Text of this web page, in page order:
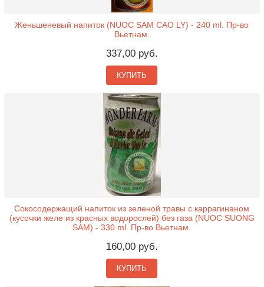
Женьшеневый напиток (NUOC SAM CAO LY) - 240 ml. Пр-во
Вьетнам.
337,00 руб.
КУПИТЬ
Сокосодержащий напиток из зеленой травы с каррагинаном
(кусочки желе из красных водорослей) без газа (NUOC SUONG
SAM) - 330 ml. Пр-во Вьетнам.
160,00 руб.
КУПИТЬ